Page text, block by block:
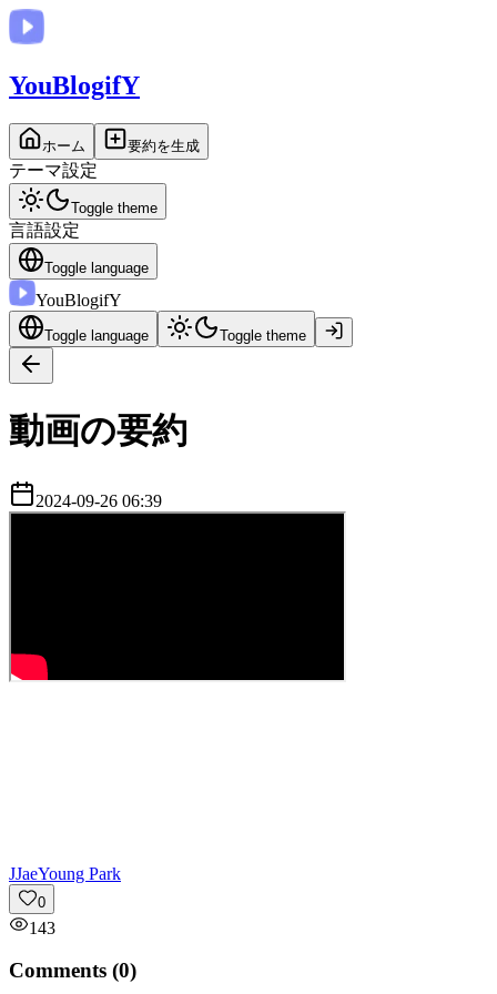
YouBlogifY
ホーム 要約を生成
テーマ設定
Toggle theme
言語設定
Toggle language
YouBlogifY
Toggle language Toggle theme
動画の要約
2024-09-26 06:39
JJaeYoung Park
0
143
Comments (0)